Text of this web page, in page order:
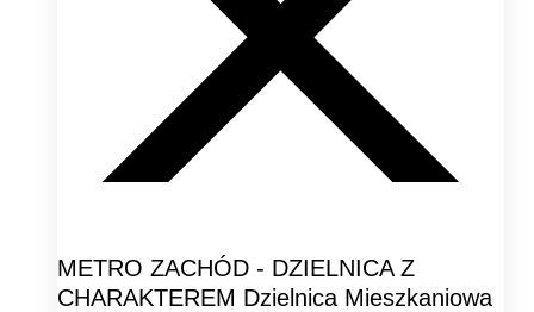
METRO ZACHÓD - DZIELNICA Z
CHARAKTEREM Dzielnica Mieszkaniowa